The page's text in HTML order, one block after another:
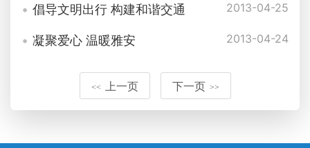
倡导文明出行 构建和谐交通 2013-04-25
凝聚爱心 温暖雅安 2013-04-24
<< 上一页 下一页 >>